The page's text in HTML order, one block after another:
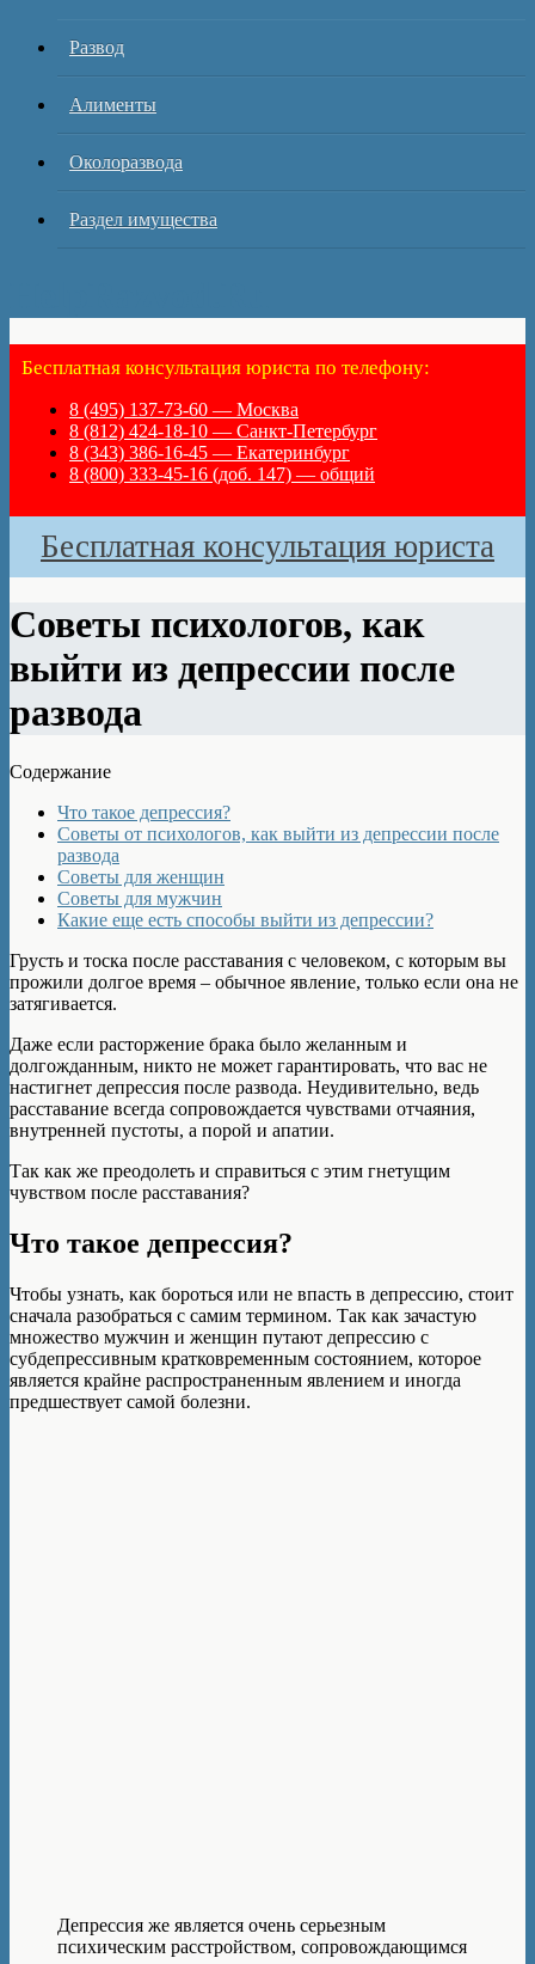
Развод
Алименты
Околоразвода
Раздел имущества
Бесплатная консультация юриста по телефону:
8 (495) 137-73-60 — Москва
8 (812) 424-18-10 — Санкт-Петербург
8 (343) 386-16-45 — Екатеринбург
8 (800) 333-45-16 (доб. 147) — общий
Бесплатная консультация юриста
Советы психологов, как
выйти из депрессии после
развода
Содержание
Что такое депрессия?
Советы от психологов, как выйти из депрессии после
развода
Советы для женщин
Советы для мужчин
Какие еще есть способы выйти из депрессии?
Грусть и тоска после расставания с человеком, с которым вы
прожили долгое время – обычное явление, только если она не
затягивается.
Даже если расторжение брака было желанным и
долгожданным, никто не может гарантировать, что вас не
настигнет депрессия после развода. Неудивительно, ведь
расставание всегда сопровождается чувствами отчаяния,
внутренней пустоты, а порой и апатии.
Так как же преодолеть и справиться с этим гнетущим
чувством после расставания?
Что такое депрессия?
Чтобы узнать, как бороться или не впасть в депрессию, стоит
сначала разобраться с самим термином. Так как зачастую
множество мужчин и женщин путают депрессию с
субдепрессивным кратковременным состоянием, которое
является крайне распространенным явлением и иногда
предшествует самой болезни.
Депрессия же является очень серьезным
психическим расстройством, сопровождающимся